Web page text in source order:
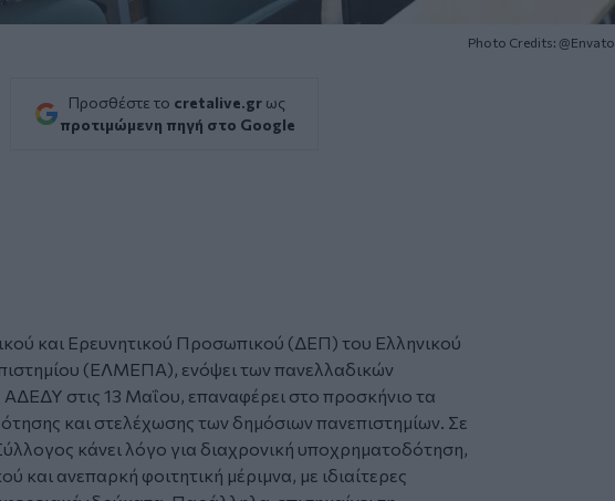
Photo Credits: @Envato
Προσθέστε το cretalive.gr ως
προτιμώμενη πηγή στο Google
και Ερευνητικού Προσωπικού (ΔΕΠ) του Ελληνικού
(ΕΛΜΕΠΑ), ενόψει των πανελλαδικών
ΑΔΕΔΥ στις 13 Μαΐου, επαναφέρει στο προσκήνιο τα
και στελέχωσης των δημόσιων πανεπιστημίων. Σε
κάνει λόγο για διαχρονική υποχρηματοδότηση,
και ανεπαρκή φοιτητική μέριμνα, με ιδιαίτερες